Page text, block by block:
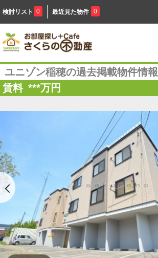
検討リスト 0 最近見た物件 0
ユニゾン稲穂の過去掲載物件情報
賃料 ***万円